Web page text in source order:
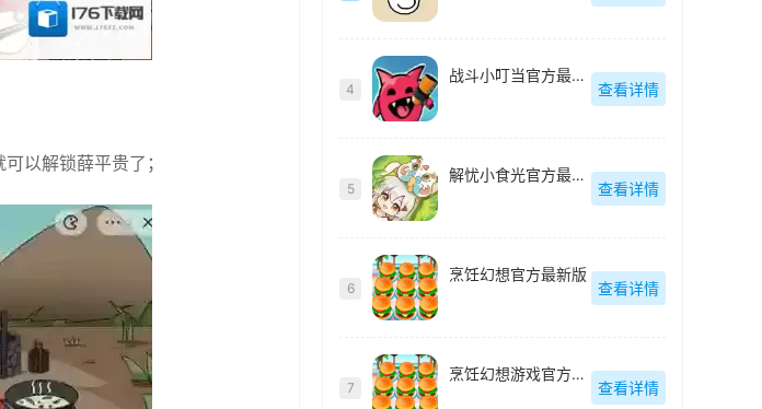
以解锁薛平贵了；
4
战斗小叮当官方最新版
查看详情
5
解忧小食光官方最新版
查看详情
6
烹饪幻想官方最新版
查看详情
7
烹饪幻想游戏官方最新版
查看详情